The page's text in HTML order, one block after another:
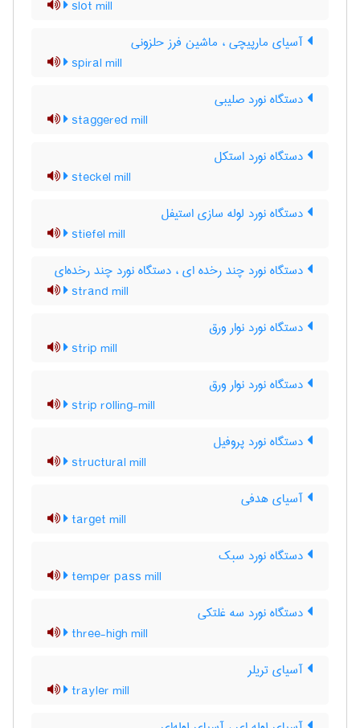
slot mill
آسیای مارپیچی ، ماشین فرز حلزونی
spiral mill
دستگاه نورد صلیبی
staggered mill
دستگاه نورد استکل
steckel mill
دستگاه نورد لوله سازی استیفل
stiefel mill
دستگاه نورد چند رخده ای ، دستگاه نورد چند رخده‌ای
strand mill
دستگاه نورد نوار ورق
strip mill
دستگاه نورد نوار ورق
strip rolling-mill
دستگاه نورد پروفیل
structural mill
آسیای هدفی
target mill
دستگاه نورد سبک
temper pass mill
دستگاه نورد سه غلتکی
three-high mill
آسیای تریلر
trayler mill